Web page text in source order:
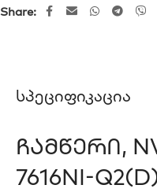
Share:
Სპეციფიკაცია
Ჩამწერი,
7616NI-